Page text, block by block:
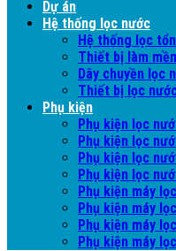
Dự án
Hệ thống lọc nước
Hệ thống lọc
Thiết bị làm
Dây chuyền lọc
Thiết bị lọc
Phụ kiện
Phụ kiện lọc
Phụ kiện lọc
Phụ kiện lọc
Phụ kiện lọc
Phụ kiện máy
Phụ kiện máy
Phụ kiện máy
Phụ kiện máy